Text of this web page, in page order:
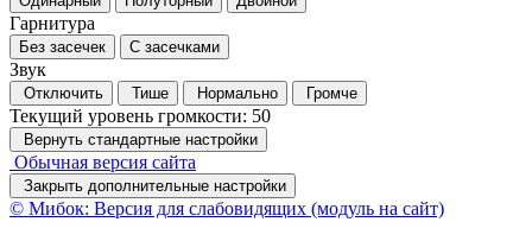
Гарнитура
Без засечек С засечками
Звук
Отключить Тише Нормально Громче
Текущий уровень громкости: 50
Вернуть стандартные настройки
Обычная версия сайта
Закрыть дополнительные настройки
© Мибок: Версия для слабовидящих (модуль на сайт)